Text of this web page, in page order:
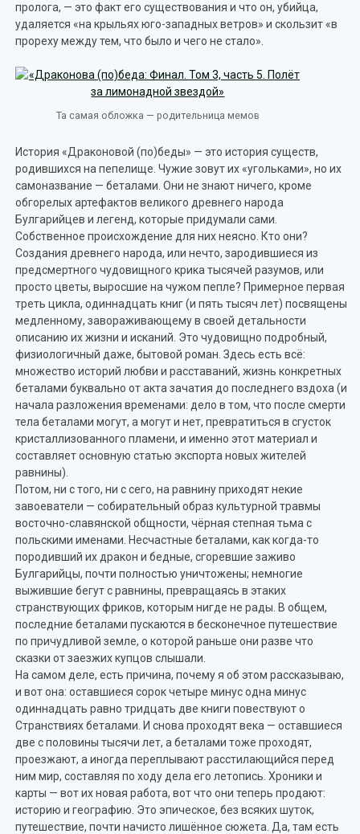
пролога, — это факт его существования и что он, убийца,
удаляется «на крыльях юго-западных ветров» и скользит «в
прореху между тем, что было и чего не стало».
Та самая обложка — родительница мемов
История «Драконовой (по)беды» — это история существ,
родившихся на пепелище. Чужие зовут их «угольками», но их
самоназвание — беталами. Они не знают ничего, кроме
обгорелых артефактов великого древнего народа
Булгарийцев и легенд, которые придумали сами.
Собственное происхождение для них неясно. Кто они?
Создания древнего народа, или нечто, зародившиеся из
предсмертного чудовищного крика тысячей разумов, или
просто цветы, выросшие на чужом пепле? Примерное первая
треть цикла, одиннадцать книг (и пять тысяч лет) посвящены
медленному, завораживающему в своей детальности
описанию их жизни и исканий. Это чудовищно подробный,
физиологичный даже, бытовой роман. Здесь есть всё:
множество историй любви и расставаний, жизнь конкретных
беталами буквально от акта зачатия до последнего вздоха (и
начала разложения временами: дело в том, что после смерти
тела беталами могут, а могут и нет, превратиться в сгусток
кристаллизованного пламени, и именно этот материал и
составляет основную статью экспорта новых жителей
равнины).
Потом, ни с того, ни с сего, на равнину приходят некие
завоеватели — собирательный образ культурной травмы
восточно-славянской общности, чёрная степная тьма с
польскими именами. Несчастные беталами, как когда-то
породивший их дракон и бедные, сгоревшие заживо
Булгарийцы, почти полностью уничтожены; немногие
выжившие бегут с равнины, превращаясь в этаких
странствующих фриков, которым нигде не рады. В общем,
последние беталами пускаются в бесконечное путешествие
по причудливой земле, о которой раньше они разве что
сказки от заезжих купцов слышали.
На самом деле, есть причина, почему я об этом рассказываю,
и вот она: оставшиеся сорок четыре минус одна минус
одиннадцать равно тридцать две книги повествуют о
Странствиях беталами. И снова проходят века — оставшиеся
две с половины тысячи лет, а беталами тоже проходят,
проезжают, а иногда переплывают расстилающийся перед
ним мир, составляя по ходу дела его летопись. Хроники и
карты — вот их новая работа, вот что они теперь продают:
историю и географию. Это эпическое, без всяких шуток,
путешествие, почти начисто лишённое сюжета. Да, там есть